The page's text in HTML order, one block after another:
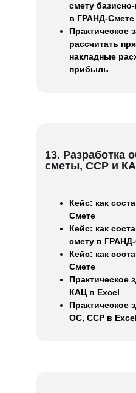
смету
в ГРАНД-Смете
Практическое
рассчитать
накладные
прибыль
13. Разработка
сметы, ССР и
Кейс: как
Смете
Кейс: как
смету в
Кейс: как
Смете
Практическое
КАЦ в Excel
Практическое
ОС, ССР в Excel